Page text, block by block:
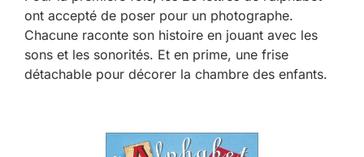
ont accepté de poser pour un photographe.
Chacune raconte son histoire en jouant avec les
sons et les sonorités. Et en prime, une frise
détachable pour décorer la chambre des enfants.